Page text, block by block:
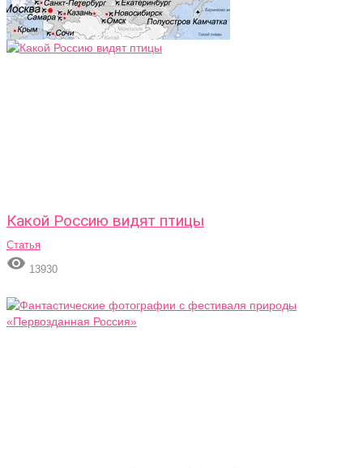
Какой Россию видят птицы
Статья
 13930